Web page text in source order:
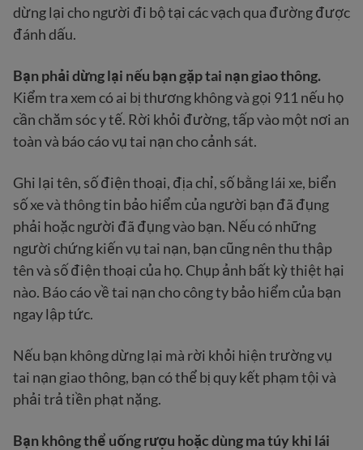
dừng lại cho người đi bộ tại các vạch qua đường được
đánh dấu.
Bạn phải dừng lại nếu bạn gặp tai nạn giao thông.
Kiểm tra xem có ai bị thương không và gọi 911 nếu họ
cần chăm sóc y tế. Rời khỏi đường, tấp vào một nơi an
toàn và báo cáo vụ tai nạn cho cảnh sát.
Ghi lại tên, số điện thoại, địa chỉ, số bằng lái xe, biển
số xe và thông tin bảo hiểm của người bạn đã đụng
phải hoặc người đã đụng vào bạn. Nếu có những
người chứng kiến vụ tai nạn, bạn cũng nên thu thập
tên và số điện thoại của họ. Chụp ảnh bất kỳ thiệt hại
nào. Báo cáo về tai nạn cho công ty bảo hiểm của bạn
ngay lập tức.
Nếu bạn không dừng lại mà rời khỏi hiện trường vụ
tai nạn giao thông, bạn có thể bị quy kết phạm tội và
phải trả tiền phạt nặng.
Bạn không thể uống rượu hoặc dùng ma túy khi lái